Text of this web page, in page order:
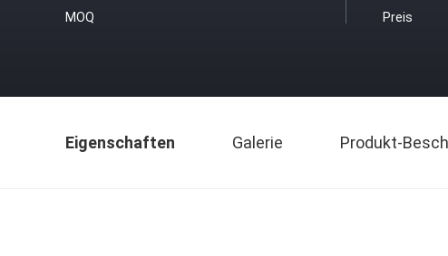
MOQ Preis
Eigenschaften Galerie Produkt-